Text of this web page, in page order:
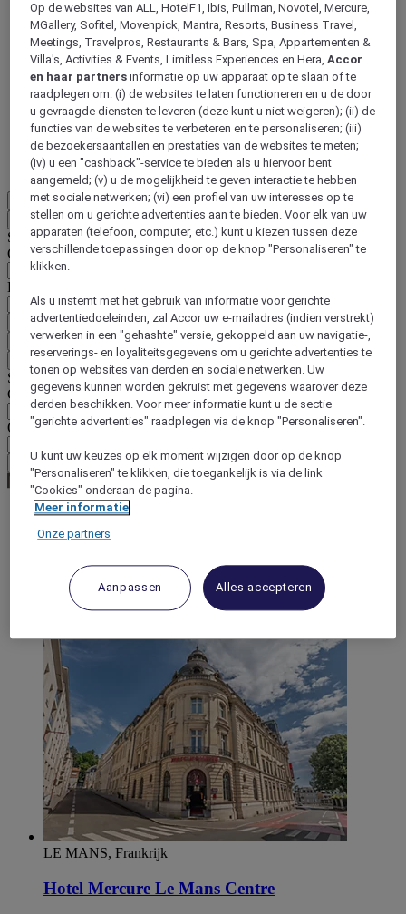
ALL Accor+ Voyager
15% korting het hele jaardoor op uw verblijven bij
+30 merken
WORD NU LID
Meer
Terug
Selecteer hieronder uw land en taal
Geografische zone
Land/regio-taal
Bevestig mijn land en taal
EUR (€)
Terug
Selecteer hieronder uw valuta
Geografische zone
Offerte
Bevestig mijn valuta
World
France
Western Loire
SARTHE
Le Mans
LE MANS, Frankrijk
Hotel Mercure Le Mans Centre
Op de websites van ALL, HotelF1, Ibis, Pullman, Novotel, Mercure,
MGallery, Sofitel, Movenpick, Mantra, Resorts, Business Travel,
Meetings, Travelpros, Restaurants & Bars, Spa, Appartementen &
Villa's, Activities & Events, Limitless Experiences en Hera,Accor
en haar partners informatie op uw apparaat op te slaan of te
raadplegen om: (i) de websites te laten functioneren en u de door
u gevraagde diensten te leveren (deze kunt u niet weigeren); (ii) de
functies van de websites te verbeteren en te personaliseren; (iii)
de bezoekersaantallen en prestaties van de websites te meten;
(iv) u een "cashback"-service te bieden als u hiervoor bent
aangemeld; (v) u de mogelijkheid te geven interactie te hebben
met sociale netwerken; (vi) een profiel van uw interesses op te
stellen om u gerichte advertenties aan te bieden. Voor elk van uw
apparaten (telefoon, computer, etc.) kunt u kiezen tussen deze
verschillende toepassingen door op de knop "Personaliseren" te
klikken.
Als u instemt met het gebruik van informatie voor gerichte
advertentiedoeleinden, zal Accor uw e-mailadres (indien verstrekt)
verwerken in een "gehashte" versie, gekoppeld aan uw navigatie-,
reserverings- en loyaliteitsgegevens om u gerichte advertenties te
tonen op websites van derden en sociale netwerken. Uw
gegevens kunnen worden gekruist met gegevens waarover deze
derden beschikken. Voor meer informatie kunt u de sectie
"gerichte advertenties" raadplegen via de knop "Personaliseren".
U kunt uw keuzes op elk moment wijzigen door op de knop
"Personaliseren" te klikken, die toegankelijk is via de link
"Cookies" onderaan de pagina.
Meer informatie
Onze partners
Aanpassen Alles accepteren